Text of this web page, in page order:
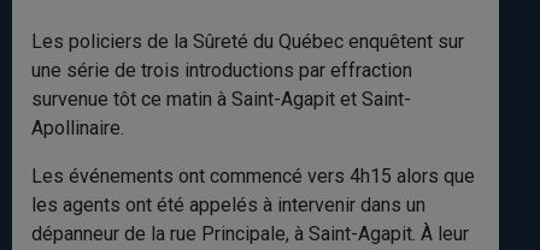
Les policiers de la Sûreté du Québec enquêtent sur
une série de trois introductions par effraction
survenue tôt ce matin à Saint-Agapit et Saint-
Apollinaire.
Les événements ont commencé vers 4h15 alors que
les agents ont été appelés à intervenir dans un
dépanneur de la rue Principale, à Saint-Agapit. À leur